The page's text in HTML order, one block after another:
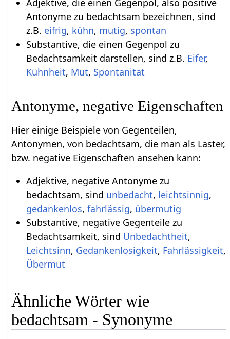
Adjektive, die einen Gegenpol, also positive
Antonyme zu bedachtsam bezeichnen, sind
z.B. eifrig, kühn, mutig, spontan
Substantive, die einen Gegenpol zu
Bedachtsamkeit darstellen, sind z.B. Eifer,
Kühnheit, Mut, Spontanität
Antonyme, negative Eigenschaften
Hier einige Beispiele von Gegenteilen,
Antonymen, von bedachtsam, die man als Laster,
bzw. negative Eigenschaften ansehen kann:
Adjektive, negative Antonyme zu
bedachtsam, sind unbedacht, leichtsinnig,
gedankenlos, fahrlässig, übermutig
Substantive, negative Gegenteile zu
Bedachtsamkeit, sind Unbedachtheit,
Leichtsinn, Gedankenlosigkeit, Fahrlässigkeit,
Übermut
Ähnliche Wörter wie
bedachtsam - Synonyme